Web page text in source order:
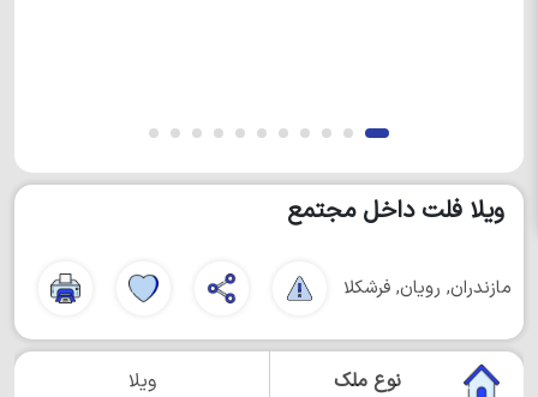
ویلا فلت داخل مجتمع
مازندران, رویان, فرشکلا
نوع ملک ویلا